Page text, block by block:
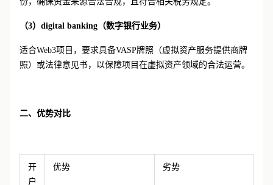
（3） digital banking（数字银行业务）
适合Web3项目，要求具备VASP牌照（虚拟资产服务提供商牌
照）或法律意见书，以保障项目在虚拟资产领域的合法运营。
二、 优势对比
开
户
优势 劣势